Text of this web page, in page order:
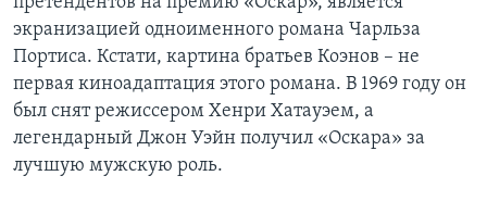
экранизацией одноименного романа Чарльза
Портиса. Кстати, картина братьев Коэнов – не
первая киноадаптация этого романа. В 1969 году он
был снят режиссером Хенри Хатауэем, а
легендарный Джон Уэйн получил «Оскара» за
лучшую мужскую роль.